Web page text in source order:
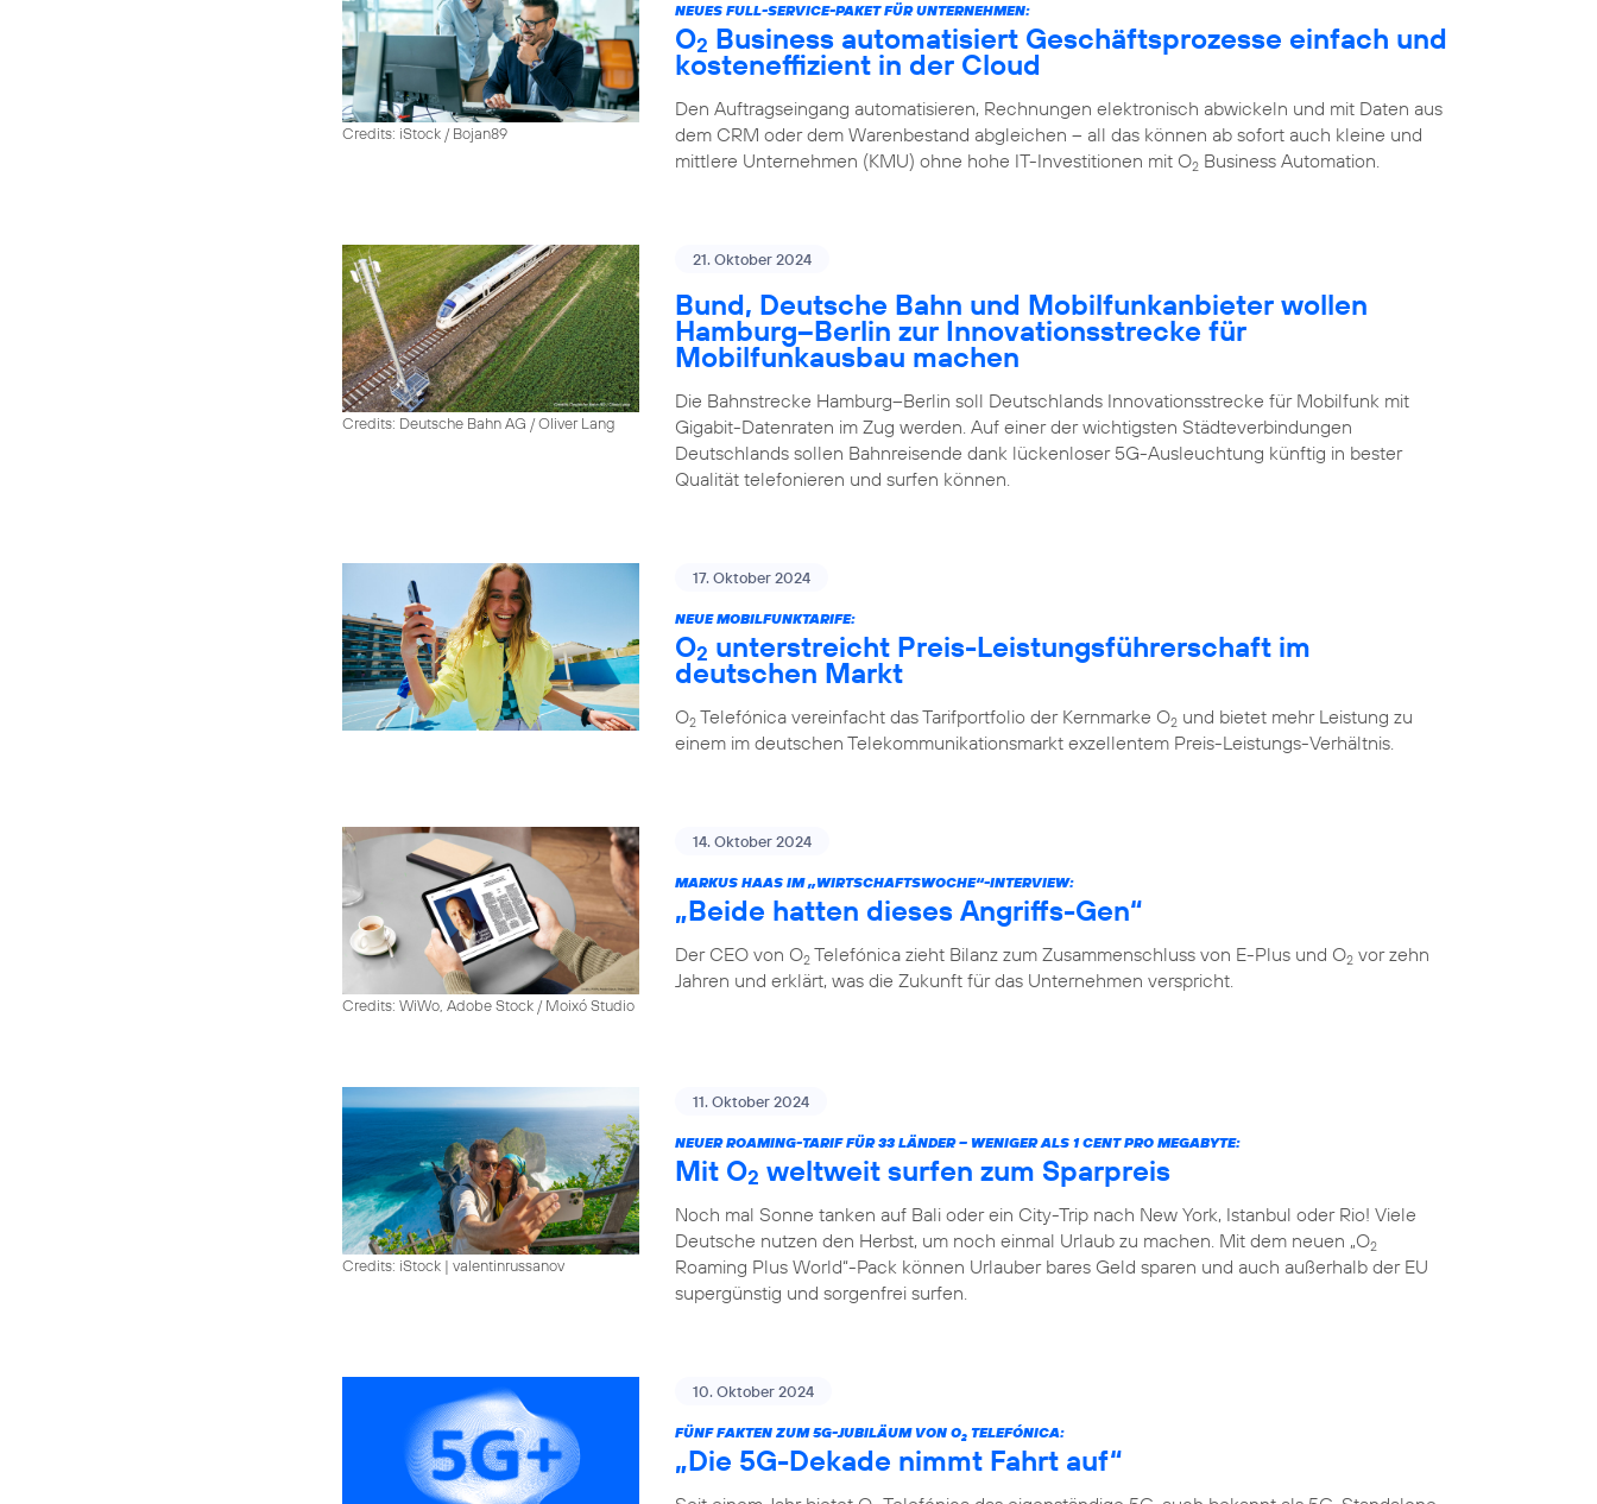
Credits: iStock / Bojan89
NEUES FULL-SERVICE-PAKET FÜR UNTERNEHMEN:
O2 Business automatisiert Geschäftsprozesse einfach und
kosteneffizient in der Cloud
Den Auftragseingang automatisieren, Rechnungen elektronisch abwickeln und mit Daten aus
dem CRM oder dem Warenbestand abgleichen – all das können ab sofort auch kleine und
mittlere Unternehmen (KMU) ohne hohe IT-Investitionen mit O2 Business Automation.
Credits: Deutsche Bahn AG / Oliver Lang
21. Oktober 2024
Bund, Deutsche Bahn und Mobilfunkanbieter wollen
Hamburg–Berlin zur Innovationsstrecke für
Mobilfunkausbau machen
Die Bahnstrecke Hamburg–Berlin soll Deutschlands Innovationsstrecke für Mobilfunk mit
Gigabit-Datenraten im Zug werden. Auf einer der wichtigsten Städteverbindungen
Deutschlands sollen Bahnreisende dank lückenloser 5G-Ausleuchtung künftig in bester
Qualität telefonieren und surfen können.
17. Oktober 2024
NEUE MOBILFUNKTARIFE:
O2 unterstreicht Preis-Leistungsführerschaft im
deutschen Markt
O2 Telefónica vereinfacht das Tarifportfolio der Kernmarke O2 und bietet mehr Leistung zu
einem im deutschen Telekommunikationsmarkt exzellentem Preis-Leistungs-Verhältnis.
Credits: WiWo, Adobe Stock / Moixó Studio
14. Oktober 2024
MARKUS HAAS IM „WIRTSCHAFTSWOCHE“-INTERVIEW:
„Beide hatten dieses Angriffs-Gen“
Der CEO von O2 Telefónica zieht Bilanz zum Zusammenschluss von E-Plus und O2 vor zehn
Jahren und erklärt, was die Zukunft für das Unternehmen verspricht.
Credits: iStock | valentinrussanov
11. Oktober 2024
NEUER ROAMING-TARIF FÜR 33 LÄNDER – WENIGER ALS 1 CENT PRO MEGABYTE:
Mit O2 weltweit surfen zum Sparpreis
Noch mal Sonne tanken auf Bali oder ein City-Trip nach New York, Istanbul oder Rio! Viele
Deutsche nutzen den Herbst, um noch einmal Urlaub zu machen. Mit dem neuen „O2
Roaming Plus World“-Pack können Urlauber bares Geld sparen und auch außerhalb der EU
supergünstig und sorgenfrei surfen.
10. Oktober 2024
FÜNF FAKTEN ZUM 5G-JUBILÄUM VON O2 TELEFÓNICA:
„Die 5G-Dekade nimmt Fahrt auf“